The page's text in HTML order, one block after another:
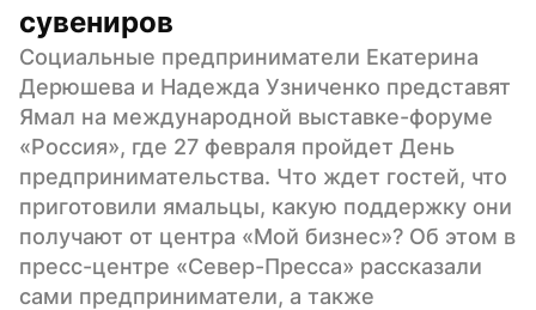
сувениров
Социальные предприниматели Екатерина
Дерюшева и Надежда Узниченко представят
Ямал на международной выставке-форуме
«Россия», где 27 февраля пройдет День
предпринимательства. Что ждет гостей, что
приготовили ямальцы, какую поддержку они
получают от центра «Мой бизнес»? Об этом в
пресс-центре «Север-Пресса» рассказали
сами предприниматели, а также